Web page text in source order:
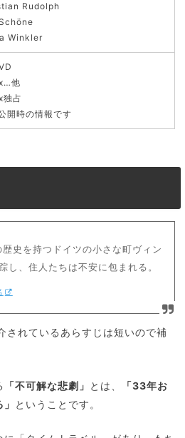
Rudolph
Winkler
他
占
開時の情報です
史を持つドイツの小さな町ヴィン
し、住人たちは不安に包まれる。
されているあらすじは短いので補
「不可解な悲劇」 とは、
「33年お
ということです。